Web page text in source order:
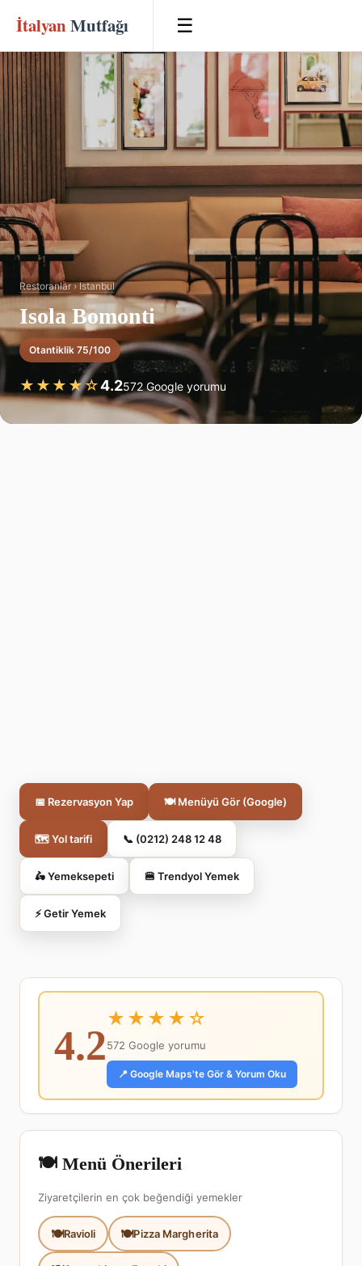
İtalyan Mutfağı ☰
Restoranlar›Istanbul
Isola Bomonti
Otantiklik 75/100
★★★★☆4.2572 Google yorumu
📅 Rezervasyon Yap 🍽️ Menüyü Gör (Google)
🗺️ Yol tarifi 📞 (0212) 248 12 48
🛵 Yemeksepeti 🍔 Trendyol Yemek
⚡ Getir Yemek
4.2
★★★★☆
572 Google yorumu
📍 Google Maps'te Gör & Yorum Oku
🍽️ Menü Önerileri
Ziyaretçilerin en çok beğendiği yemekler
Ravioli Pizza Margherita